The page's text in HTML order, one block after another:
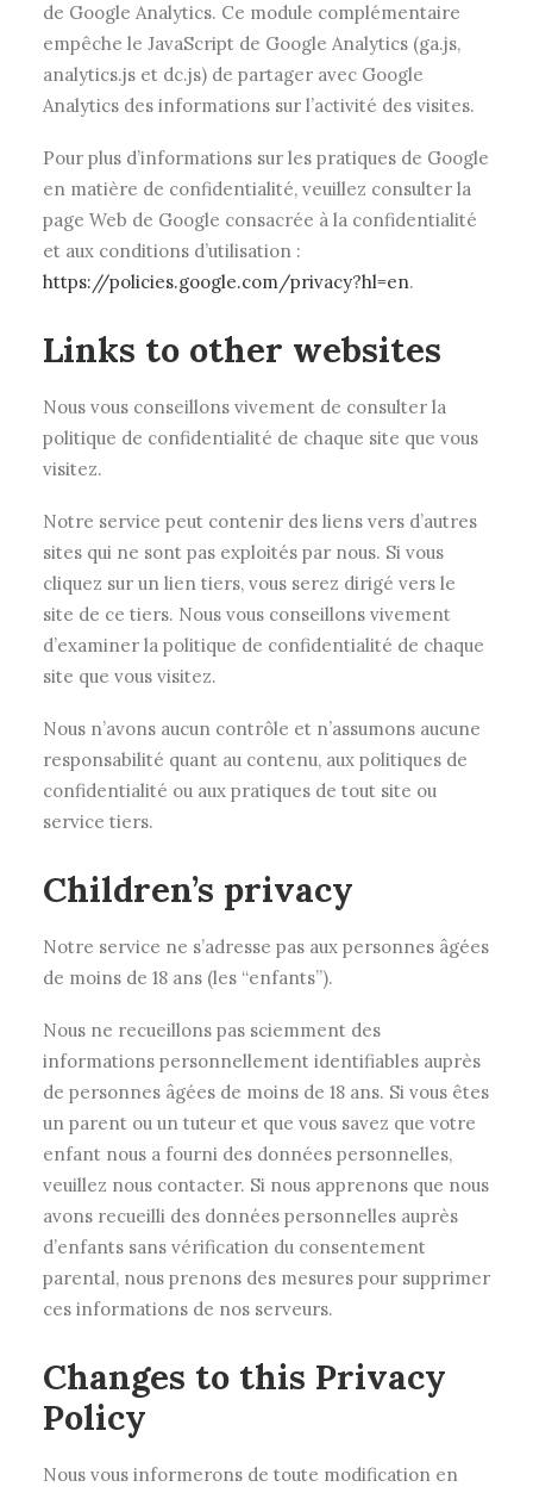
de Google Analytics. Ce module complémentaire
empêche le JavaScript de Google Analytics (ga.js,
analytics.js et dc.js) de partager avec Google
Analytics des informations sur l’activité des visites.
Pour plus d’informations sur les pratiques de Google
en matière de confidentialité, veuillez consulter la
page Web de Google consacrée à la confidentialité
et aux conditions d’utilisation :
https://policies.google.com/privacy?hl=en.
Links to other websites
Nous vous conseillons vivement de consulter la
politique de confidentialité de chaque site que vous
visitez.
Notre service peut contenir des liens vers d’autres
sites qui ne sont pas exploités par nous. Si vous
cliquez sur un lien tiers, vous serez dirigé vers le
site de ce tiers. Nous vous conseillons vivement
d’examiner la politique de confidentialité de chaque
site que vous visitez.
Nous n’avons aucun contrôle et n’assumons aucune
responsabilité quant au contenu, aux politiques de
confidentialité ou aux pratiques de tout site ou
service tiers.
Children’s privacy
Notre service ne s’adresse pas aux personnes âgées
de moins de 18 ans (les “enfants”).
Nous ne recueillons pas sciemment des
informations personnellement identifiables auprès
de personnes âgées de moins de 18 ans. Si vous êtes
un parent ou un tuteur et que vous savez que votre
enfant nous a fourni des données personnelles,
veuillez nous contacter. Si nous apprenons que nous
avons recueilli des données personnelles auprès
d’enfants sans vérification du consentement
parental, nous prenons des mesures pour supprimer
ces informations de nos serveurs.
Changes to this Privacy
Policy
Nous vous informerons de toute modification en